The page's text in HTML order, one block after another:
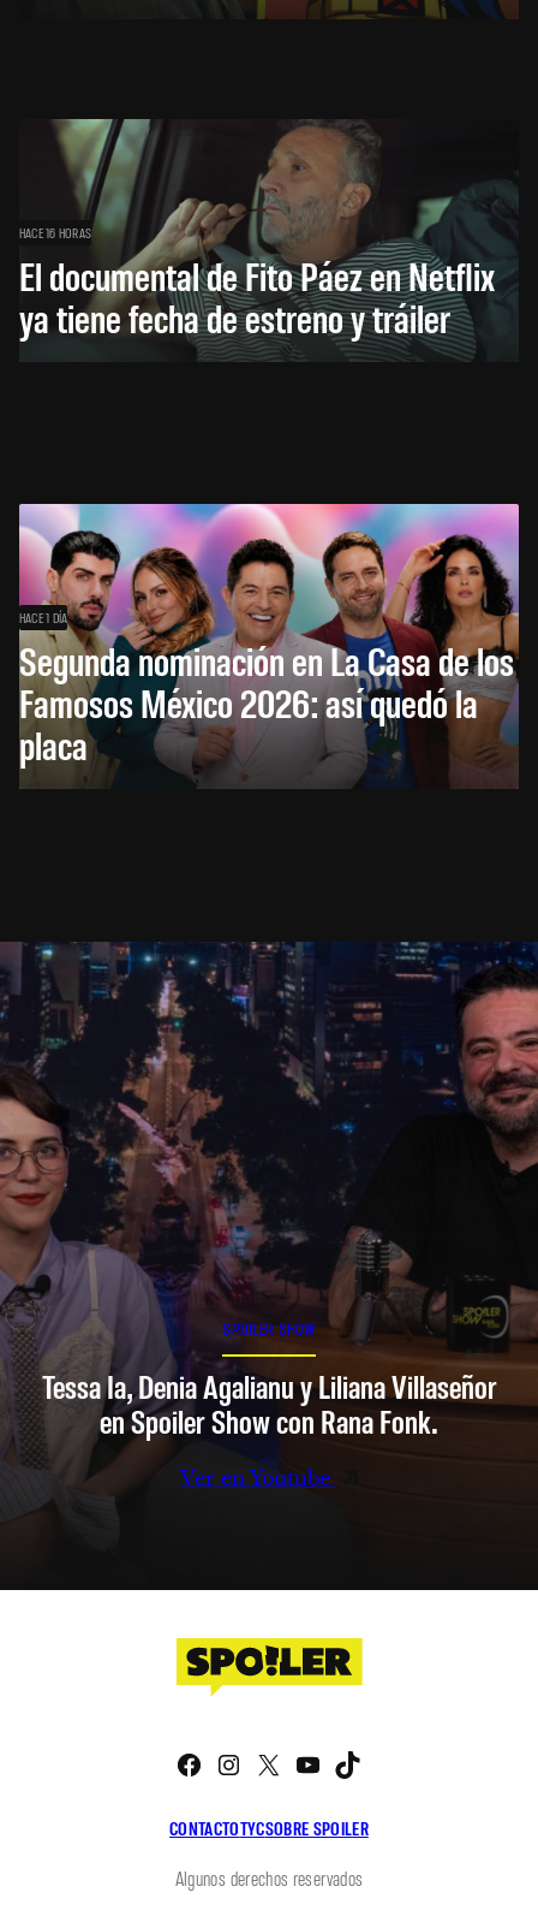
HACE 16 HORAS
El documental de Fito Páez en Netflix
ya tiene fecha de estreno y tráiler
HACE 1 DÍA
Segunda nominación en La Casa de los
Famosos México 2026: así quedó la
placa
SPOILER SHOW
Tessa Ia, Denia Agalianu y Liliana Villaseñor
en Spoiler Show con Rana Fonk.
Ver en Youtube
CONTACTOTYCSOBRE SPOILER
Facebook
Instagram
X YouTube
Algunos derechos reservados